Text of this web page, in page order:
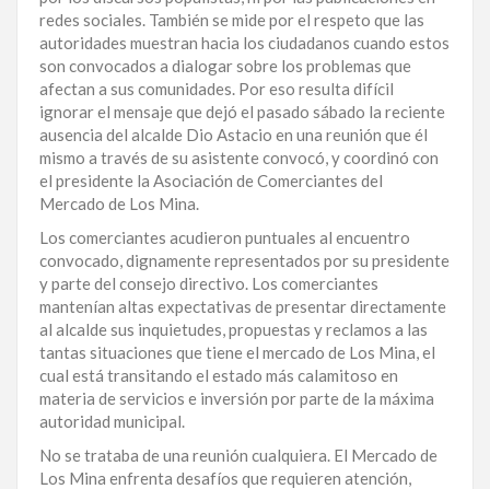
NACIONAL
SANTO
DOMINGO
SANTIAGO
SAN
JUAN
LA
ALTAGRACIA
PUERTO
PLATA
CONTÁCTENOS
redes sociales. También se mide por el respeto que las
autoridades muestran hacia los ciudadanos cuando estos
son convocados a dialogar sobre los problemas que
afectan a sus comunidades. Por eso resulta difícil
ignorar el mensaje que dejó el pasado sábado la reciente
ausencia del alcalde Dio Astacio en una reunión que él
mismo a través de su asistente convocó, y coordinó con
el presidente la Asociación de Comerciantes del
Mercado de Los Mina.
Los comerciantes acudieron puntuales al encuentro
convocado, dignamente representados por su presidente
y parte del consejo directivo. Los comerciantes
mantenían altas expectativas de presentar directamente
al alcalde sus inquietudes, propuestas y reclamos a las
tantas situaciones que tiene el mercado de Los Mina, el
cual está transitando el estado más calamitoso en
materia de servicios e inversión por parte de la máxima
autoridad municipal.
No se trataba de una reunión cualquiera. El Mercado de
Los Mina enfrenta desafíos que requieren atención,